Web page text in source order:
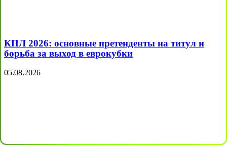
КПЛ 2026: основные претенденты на титул и
борьба за выход в еврокубки
05.08.2026